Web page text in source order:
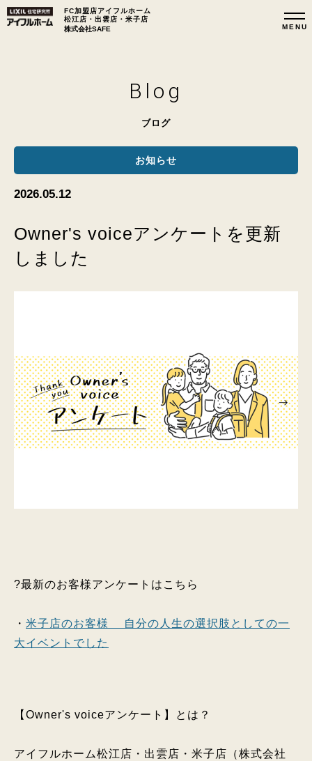
FC加盟店アイフルホーム
松江店・出雲店・米子店
株式会社SAFE
Blog
ブログ
お知らせ
2026.05.12
Owner's voiceアンケートを更新
しました
?最新のお客様アンケートはこちら
・ 米子店のお客様 自分の人生の選択肢としての一
大イベントでした
【Owner's voiceアンケート】とは？
アイフルホーム松江店・出雲店・米子店（株式会社